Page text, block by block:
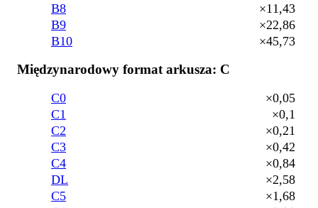
B8
×11,43
B9
×22,86
B10
×45,73
Międzynarodowy format arkusza: C
C0
×0,05
C1
×0,1
C2
×0,21
C3
×0,42
C4
×0,84
DL
×2,58
C5
×1,68